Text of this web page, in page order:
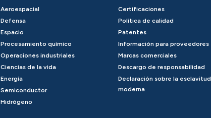
Aeroespacial
Defensa
Espacio
Procesamiento químico
Operaciones industriales
Ciencias de la vida
Energía
Semiconductor
Hidrógeno
Certificaciones
Política de calidad
Patentes
Información para proveedores
Marcas comerciales
Descargo de responsabilidad
Declaración sobre la esclavitud
moderna